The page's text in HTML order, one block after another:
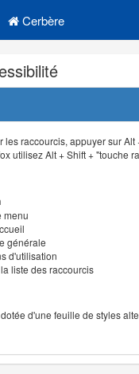
Cerbère
les raccourcis, appuyer sur Alt
utilisez Alt + Shift + "touche
menu
générale
d'utilisation
liste des raccourcis
d'une feuille de styles